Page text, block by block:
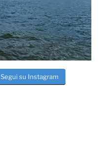
Segui su Instagram